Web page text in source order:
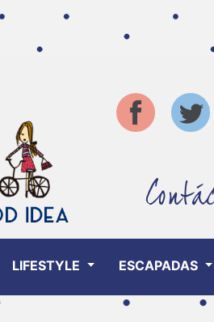
LIFESTYLE ESCAPADAS